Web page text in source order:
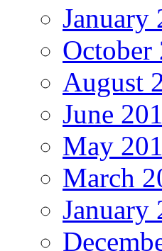
January
October
August
June
May
March
January